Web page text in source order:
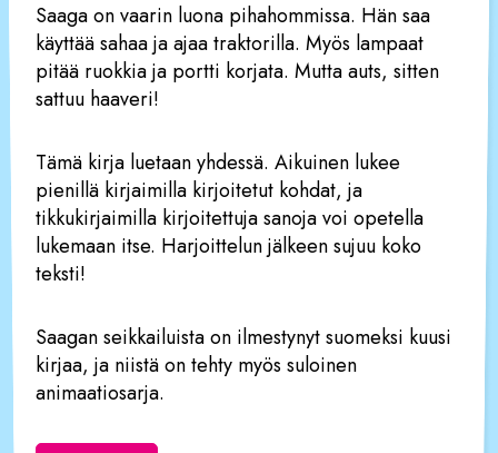
Saaga on vaarin luona pihahommissa. Hän saa
käyttää sahaa ja ajaa traktorilla. Myös lampaat
pitää ruokkia ja portti korjata. Mutta auts, sitten
sattuu haaveri!
Tämä kirja luetaan yhdessä. Aikuinen lukee
pienillä kirjaimilla kirjoitetut kohdat, ja
tikkukirjaimilla kirjoitettuja sanoja voi opetella
lukemaan itse. Harjoittelun jälkeen sujuu koko
teksti!
Saagan seikkailuista on ilmestynyt suomeksi kuusi
kirjaa, ja niistä on tehty myös suloinen
animaatiosarja.